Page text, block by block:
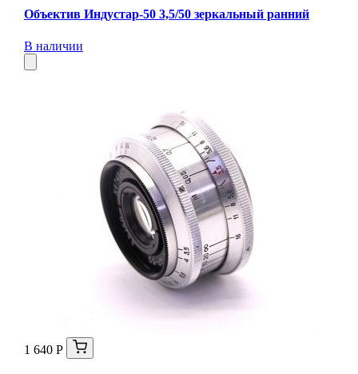
Объектив Индустар-50 3,5/50 зеркальный ранний
В наличии
1 640 Р